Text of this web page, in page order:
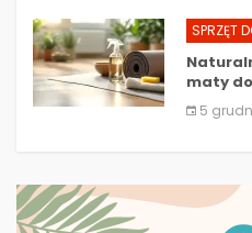
SPRZĘT
maty
5